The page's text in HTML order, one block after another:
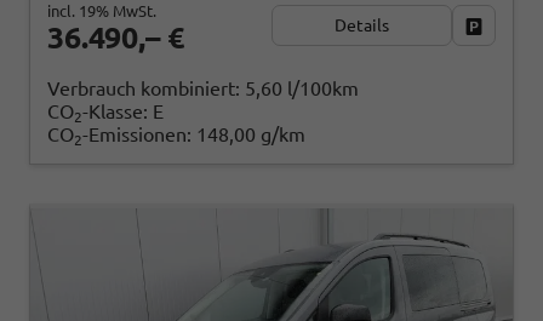
36.490,– €
incl. 19% MwSt.
Details
Verbrauch kombiniert: 5,60 l/100km
CO2-Klasse: E
CO2-Emissionen: 148,00 g/km